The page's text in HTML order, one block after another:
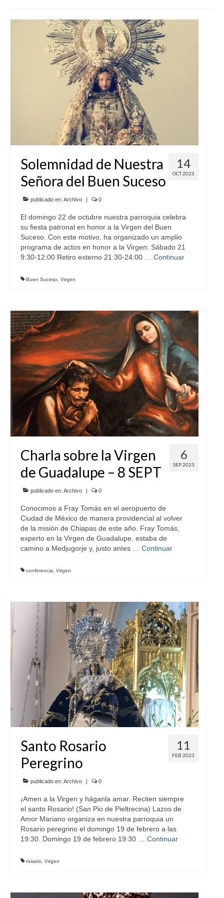
BUENOS SUCESOS
14
OCT 2023
Solemnidad de Nuestra
Señora del Buen Suceso
publicado en: Archivo | 0
El domingo 22 de octubre nuestra parroquia celebra
su fiesta patronal en honor a la Virgen del Buen
Suceso. Con este motivo, ha organizado un amplio
programa de actos en honor a la Virgen: Sábado 21
9:30-12:00 Retiro externo 21:30-24:00 … Continuar
Buen Suceso Virgen
6
SEP 2023
Charla sobre la Virgen
de Guadalupe – 8 SEPT
publicado en: Archivo | 0
Conocimos a Fray Tomás en el aeropuerto de
Ciudad de México de manera providencial al volver
de la misión de Chiapas de este año. Fray Tomás,
experto en la Virgen de Guadalupe, estaba de
camino a Medjugorje y, justo antes … Continuar
conferencia Virgen
11
FEB 2023
Santo Rosario
Peregrino
publicado en: Archivo 0
¡Amen a la Virgen y háganla amar. Reciten siempre
el santo Rosario! (San Pio de Pieltrecina) Lazos de
Amor Mariano organiza en nuestra parroquia un
Rosario peregrino el domingo 19 de febrero a las
19:30. Domingo 19 de febrero 19:30 … Continuar
rosario, Virgen